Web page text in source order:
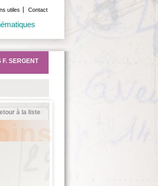
utiles Contact
à la liste
F. SERGENT